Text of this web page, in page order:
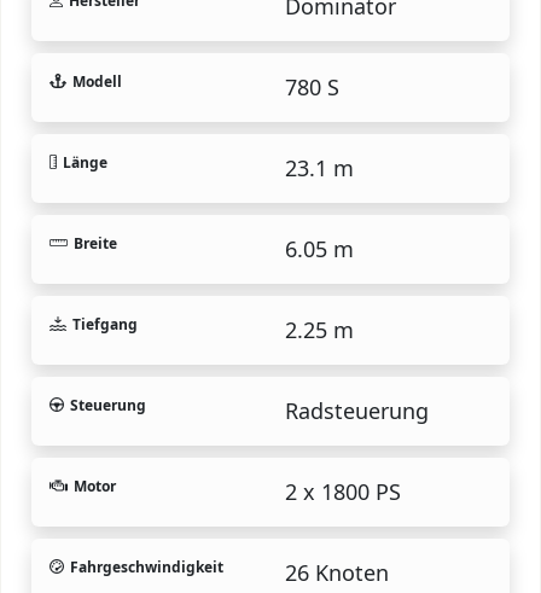
Dominator
Modell 780 S
Länge 23.1 m
Breite 6.05 m
Tiefgang 2.25 m
Steuerung Radsteuerung
Motor 2 x 1800 PS
Fahrgeschwindigkeit 26 Knoten